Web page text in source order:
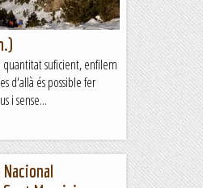
suficient, enfilem
d'allà és possible fer
i sense...